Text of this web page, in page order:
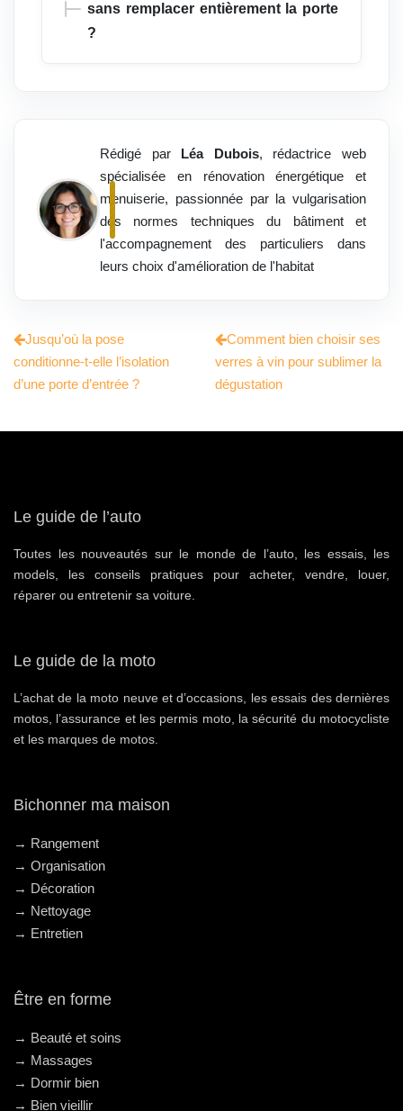
sans remplacer entièrement la porte
?
Rédigé par Léa Dubois, rédactrice web
spécialisée en rénovation énergétique et
menuiserie, passionnée par la vulgarisation
des normes techniques du bâtiment et
l'accompagnement des particuliers dans
leurs choix d'amélioration de l'habitat
Jusqu’où la pose
conditionne-t-elle l’isolation
d’une porte d’entrée ?
Comment bien choisir ses
verres à vin pour sublimer la
dégustation
Le guide de l’auto
Toutes les nouveautés sur le monde de l’auto, les essais, les
models, les conseils pratiques pour acheter, vendre, louer,
réparer ou entretenir sa voiture.
Le guide de la moto
L’achat de la moto neuve et d’occasions, les essais des dernières
motos, l’assurance et les permis moto, la sécurité du motocycliste
et les marques de motos.
Bichonner ma maison
→ Rangement
→ Organisation
→ Décoration
→ Nettoyage
→ Entretien
Être en forme
→ Beauté et soins
→ Massages
→ Dormir bien
→ Bien vieillir